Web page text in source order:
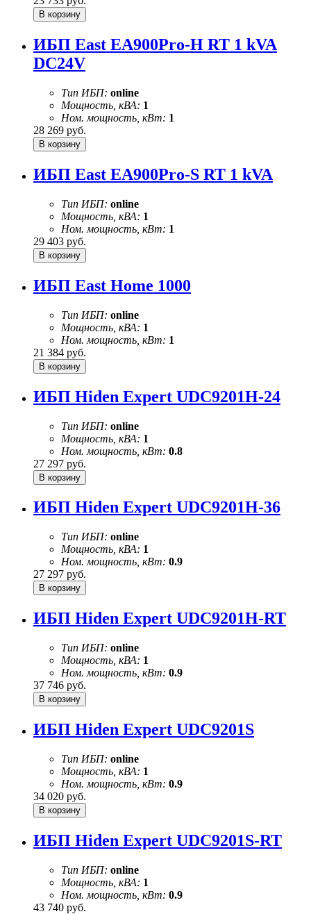
ИБП East EA900Pro-H RT 1 kVA
DC24V
Тип ИБП: online
Мощность, кВА: 1
Ном. мощность, кВт: 1
28 269 руб.
ИБП East EA900Pro-S RT 1 kVA
Тип ИБП: online
Мощность, кВА: 1
Ном. мощность, кВт: 1
29 403 руб.
ИБП East Home 1000
Тип ИБП: online
Мощность, кВА: 1
Ном. мощность, кВт: 1
21 384 руб.
ИБП Hiden Expert UDC9201H-24
Тип ИБП: online
Мощность, кВА: 1
Ном. мощность, кВт: 0.8
27 297 руб.
ИБП Hiden Expert UDC9201H-36
Тип ИБП: online
Мощность, кВА: 1
Ном. мощность, кВт: 0.9
27 297 руб.
ИБП Hiden Expert UDC9201H-RT
Тип ИБП: online
Мощность, кВА: 1
Ном. мощность, кВт: 0.9
37 746 руб.
ИБП Hiden Expert UDC9201S
Тип ИБП: online
Мощность, кВА: 1
Ном. мощность, кВт: 0.9
34 020 руб.
ИБП Hiden Expert UDC9201S-RT
Тип ИБП: online
Мощность, кВА: 1
Ном. мощность, кВт: 0.9
43 740 руб.